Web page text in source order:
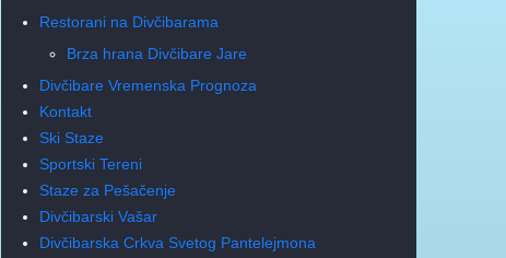
Restorani na Divčibarama
Brza hrana Divčibare Jare
Divčibare Vremenska Prognoza
Kontakt
Ski Staze
Sportski Tereni
Staze za Pešačenje
Divčibarski Vašar
Divčibarska Crkva Svetog Pantelejmona